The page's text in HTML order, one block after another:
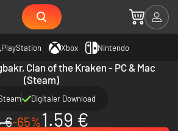
PlayStation Xbox Nintendo
Clan of the Kraken - PC & Mac
(Steam)
Digitaler Download
€-65%1.59 €